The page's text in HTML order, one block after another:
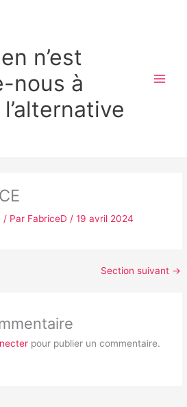
n’est
nous à
/ Par FabriceD/19 avril 2024
Section suivant →
pour publier un commentaire.